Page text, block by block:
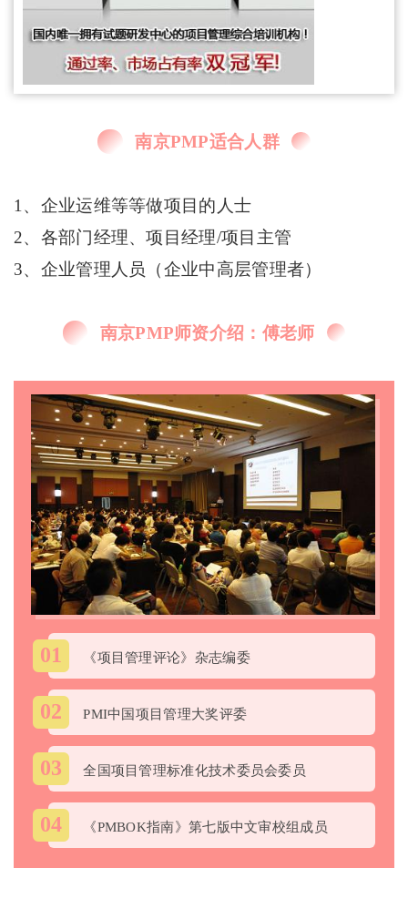
南京PMP适合人群
1、企业运维等等做项目的人士
2、各部门经理、项目经理/项目主管
3、企业管理人员（企业中高层管理者）
南京PMP师资介绍：傅老师
01 《项目管理评论》杂志编委
02 PMI中国项目管理大奖评委
03 全国项目管理标准化技术委员会委员
04 《PMBOK指南》第七版中文审校组成员